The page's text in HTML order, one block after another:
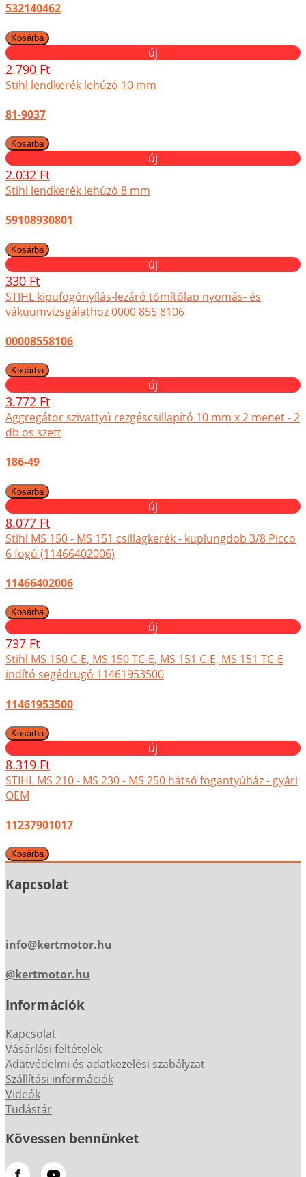
532140462
új
2.790 Ft
Stihl lendkerék lehúzó 10 mm
81-9037
új
2.032 Ft
Stihl lendkerék lehúzó 8 mm
59108930801
új
330 Ft
STIHL kipufogónyílás-lezáró tömítőlap nyomás- és
vákuumvizsgálathoz 0000 855 8106
00008558106
új
3.772 Ft
Aggregátor szivattyú rezgéscsillapító 10 mm x 2 menet - 2
db os szett
186-49
új
8.077 Ft
Stihl MS 150 - MS 151 csillagkerék - kuplungdob 3/8 Picco
6 fogú (11466402006)
11466402006
új
737 Ft
Stihl MS 150 C-E, MS 150 TC-E, MS 151 C-E, MS 151 TC-E
indító segédrugó 11461953500
11461953500
új
8.319 Ft
STIHL MS 210 - MS 230 - MS 250 hátsó fogantyúház - gyári
OEM
11237901017
Kapcsolat
info@kertmotor.hu
@kertmotor.hu
Információk
Kapcsolat
Vásárlási feltételek
Adatvédelmi és adatkezelési szabályzat
Szállítási információk
Videók
Tudástár
Kövessen bennünket